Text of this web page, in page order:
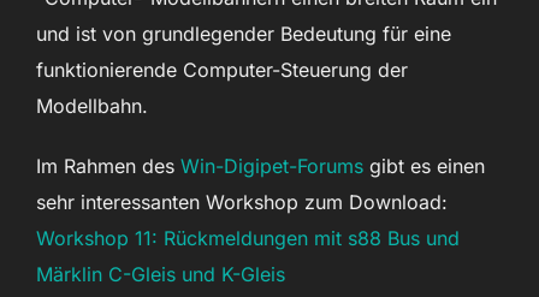
und ist von grundlegender Bedeutung für eine
funktionierende Computer-Steuerung der
Modellbahn.
Im Rahmen des Win-Digipet-Forums gibt es einen
sehr interessanten Workshop zum Download:
Workshop 11: Rückmeldungen mit s88 Bus und
Märklin C-Gleis und K-Gleis